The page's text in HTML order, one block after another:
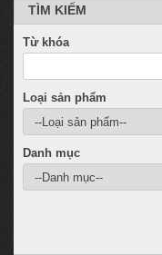
TÌM KIẾM
Từ khóa
Loại sản phẩm
Danh mục